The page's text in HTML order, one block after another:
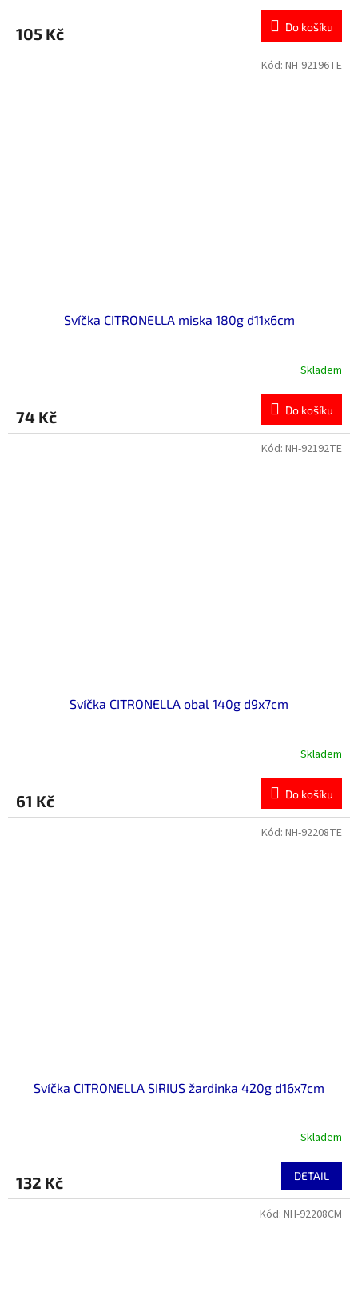
105 Kč Do košíku
Svíčka CITRONELLA miska 180g d11x6cm
Skladem
74 Kč Do košíku
Kód: NH-92196TE
Svíčka CITRONELLA obal 140g d9x7cm
Skladem
61 Kč Do košíku
Kód: NH-92192TE
Svíčka CITRONELLA SIRIUS žardinka 420g d16x7cm
Skladem
132 Kč DETAIL
Kód: NH-92208TE
Kód: NH-92208CM